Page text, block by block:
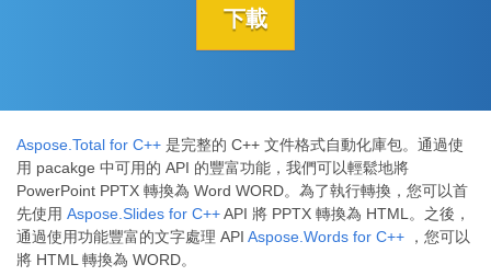
下載
Aspose.Total for C++ 是完整的 C++ 文件格式自動化庫包。通過使
用 pacakge 中可用的 API 的豐富功能，我們可以輕鬆地將
PowerPoint PPTX 轉換為 Word WORD。為了執行轉換，您可以首
先使用 Aspose.Slides for C++API 將 PPTX 轉換為 HTML。之後，
通過使用功能豐富的文字處理 API Aspose.Words for C++ ，您可以
將 HTML 轉換為 WORD。